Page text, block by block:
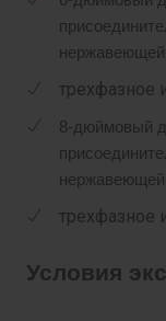
нержавеющей
трехфазное
8-дюймовый
нержавеющей
трехфазное
Условия